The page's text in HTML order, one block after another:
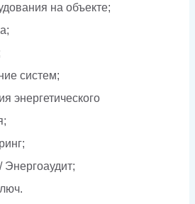
на объекте;
систем;
энергетического
Энергоаудит;